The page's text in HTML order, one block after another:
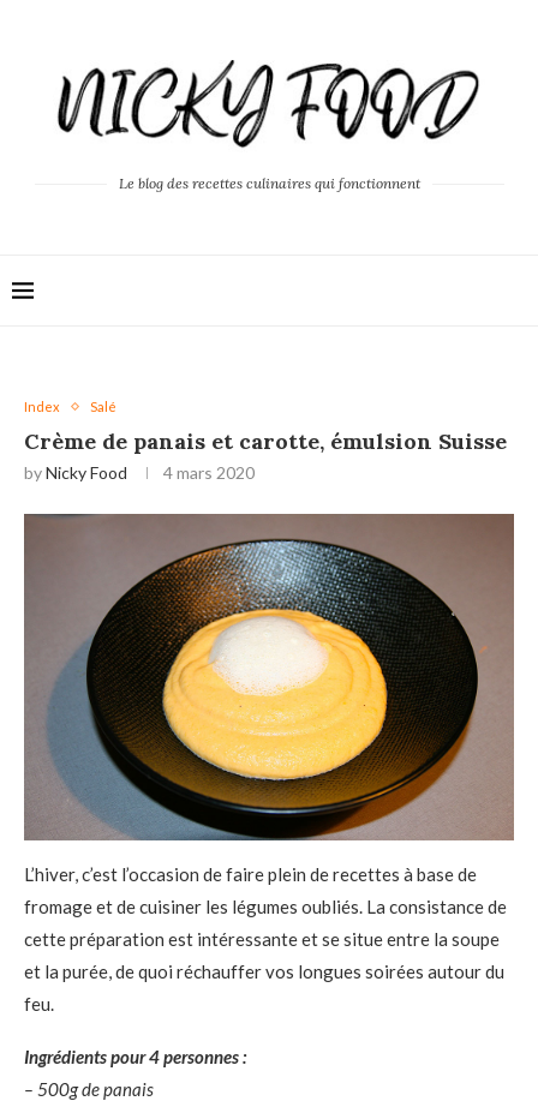
Le blog des recettes culinaires qui fonctionnent
Index Salé
Crème de panais et carotte, émulsion Suisse
byNicky Food 4 mars 2020
L’hiver, c’est l’occasion de faire plein de recettes à base de
fromage et de cuisiner les légumes oubliés. La consistance de
cette préparation est intéressante et se situe entre la soupe
et la purée, de quoi réchauffer vos longues soirées autour du
feu.
Ingrédients pour 4 personnes :
– 500g de panais